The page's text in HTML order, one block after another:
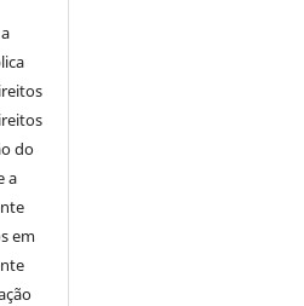
do
a
em